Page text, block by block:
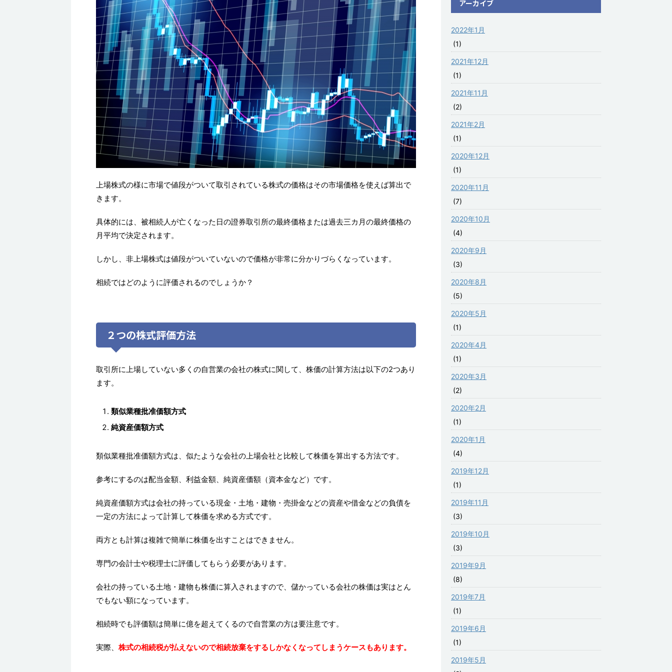
上場株式の様に市場で値段がついて取引されている株式の価格はその市場価格を使えば算出で
きます。
具体的には、被相続人が亡くなった日の證券取引所の最終価格または過去三カ月の最終価格の
月平均で決定されます。
しかし、非上場株式は値段がついていないので価格が非常に分かりづらくなっています。
相続ではどのように評価されるのでしょうか？
２つの株式評価方法
取引所に上場していない多くの自営業の会社の株式に関して、株価の計算方法は以下の2つあり
ます。
類似業種批准価額方式
純資産価額方式
類似業種批准価額方式は、似たような会社の上場会社と比較して株価を算出する方法です。
参考にするのは配当金額、利益金額、純資産価額（資本金など）です。
純資産価額方式は会社の持っている現金・土地・建物・売掛金などの資産や借金などの負債を
一定の方法によって計算して株価を求める方式です。
両方とも計算は複雑で簡単に株価を出すことはできません。
専門の会計士や税理士に評価してもらう必要があります。
会社の持っている土地・建物も株価に算入されますので、儲かっている会社の株価は実はとん
でもない額になっています。
相続時でも評価額は簡単に億を超えてくるので自営業の方は要注意です。
実際、 株式の相続税が払えないので相続放棄をするしかなくなってしまうケースもあります。
アーカイブ
2022年1月
(1)
2021年12月
(1)
2021年11月
(2)
2021年2月
(1)
2020年12月
(1)
2020年11月
(7)
2020年10月
(4)
2020年9月
(3)
2020年8月
(5)
2020年5月
(1)
2020年4月
(1)
2020年3月
(2)
2020年2月
(1)
2020年1月
(4)
2019年12月
(1)
2019年11月
(3)
2019年10月
(3)
2019年9月
(8)
2019年7月
(1)
2019年6月
(1)
2019年5月